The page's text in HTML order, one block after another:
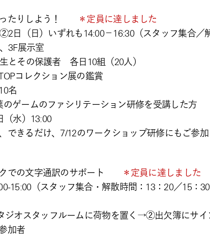
ったりしよう！
＊定員に達しました
日（日）いずれも14:00－16:30（スタッフ集合／
3F展示室
とその保護者 各日10組（20人）
コレクション展の鑑賞
名
のゲームのファシリテーション研修を受講した方
（水）13:00
できるだけ、7/12のワークショップ研修にもご参加
での文字通訳のサポート
＊定員に達しました
15:00（スタッフ集合・解散時間：13：20／15：30
ー
スタッフルームに荷物を置く→②出欠簿にサイ
加者